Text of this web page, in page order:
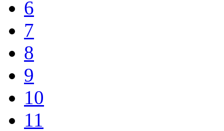
6
7
8
9
10
11